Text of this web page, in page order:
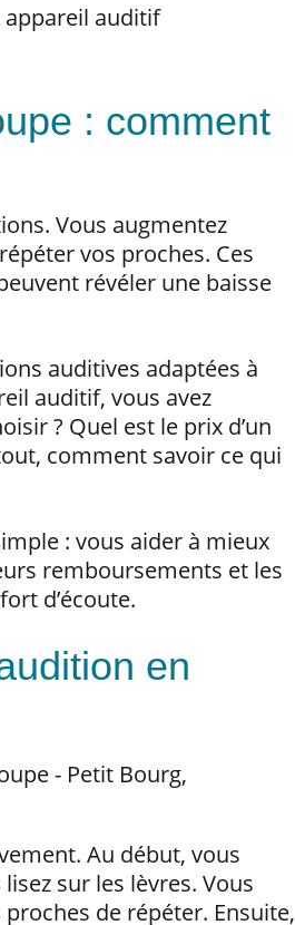
: comment
Vous augmentez
vos proches. Ces
révéler une baisse
auditives adaptées à
auditif, vous avez
? Quel est le prix d’un
comment savoir ce qui
: vous aider à mieux
remboursements et les
d’écoute.
en
Au début, vous
sur les lèvres. Vous
de répéter. Ensuite,